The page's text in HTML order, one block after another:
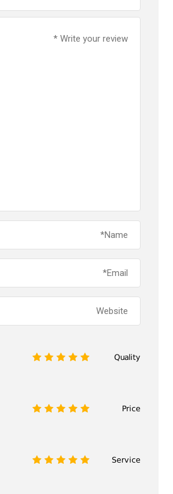
Quality
5
4
3
2
Price
5
4
3
2
Service
5
4
3
2